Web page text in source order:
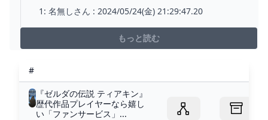
開発当初のカオス状態映像にみんなほっこり : ゲ
1: 名無しさん : 2024/05/24(金) 21:29:47.20
もっと読む
#
『ゼルダの伝説 ティアキン』
歴代作品プレイヤーなら嬉し
い「ファンサービス」...